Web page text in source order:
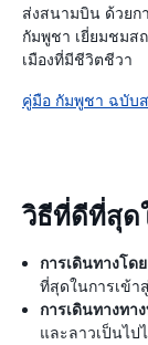
ส่งสนามบิน ด้วยก
กัมพูชา เยี่ยมชมส
เมืองที่มีชีวิตชีวา
คู่มือ กัมพูชา ฉบับ
วิธีที่ดีที่สุด
การเดินทางโด
ที่สุดในการเข้า
การเดินทางทา
และลาวเป็นไป